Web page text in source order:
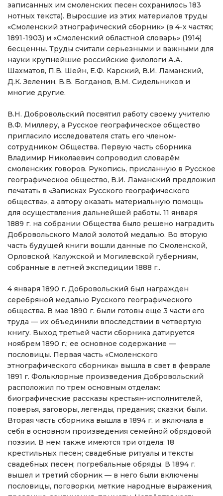
записанных им смоленских песен сохранилось 183
нотных текста). Выросшие из этих материалов труды
«Смоленский этнографический сборник» (в 4-х частях;
1891-1903) и «Смоленский областной словарь» (1914)
бесценны. Труды считали серьезными и важными для
науки крупнейшие российские филологи А.А.
Шахматов, П.В. Шейн, Е.Ф. Карский, В.И. Ламанский,
Д.К. Зеленин, В.В. Богданов, В.М. Сидельников и
многие другие.
В.Н. Добровольский посвятил работу своему учителю
В.Ф. Миллеру, а Русское географическое общество
пригласило исследователя стать его членом-
сотрудником Общества. Первую часть сборника
Владимир Николаевич сопроводил словарём
смоленских говоров. Рукопись, присланную в Русское
географическое общество, В.И. Ламанский предложил
печатать в «Записках Русского географического
общества», а автору оказать материальную помощь
для осуществления дальнейшей работы. 11 января
1889 г. на собрании Общества было решено наградить
Добровольского Малой золотой медалью. Во вторую
часть будущей книги вошли данные по Смоленской,
Орловской, Калужской и Могилевской губерниям,
собранные в летней экспедиции 1888 г..
4 января 1890 г. Добровольский был награжден
серебряной медалью Русского географического
общества. В мае 1890 г. были готовы еще 3 части его
труда — их объединили впоследствии в четвертую
книгу. Выход третьей части сборника датируется
ноябрем 1890 г.; ее основное содержание —
пословицы. Первая часть «Смоленского
этнографического сборника» вышла в свет в феврале
1891 г. Фольклорные произведения Добровольский
расположил по трем основным отделам:
биографические рассказы крестьян-исполнителей,
поверья, заговоры, легенды, предания; сказки; были.
Вторая часть сборника вышла в 1894 г. и включала в
себя в основном произведения семейной обрядовой
поэзии. В нем также имеются три отдела: 18
крестильных песен; свадебные ритуалы и тексты
свадебных песен; погребальные обряды. В 1894 г.
вышел и третий сборник — в него были включены
пословицы, поговорки, меткие народные выражения,